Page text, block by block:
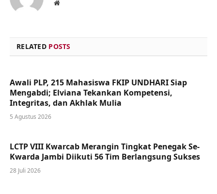
Website
RELATED POSTS
Awali PLP, 215 Mahasiswa FKIP UNDHARI Siap
Mengabdi; Elviana Tekankan Kompetensi,
Integritas, dan Akhlak Mulia
5 Agustus 2026
LCTP VIII Kwarcab Merangin Tingkat Penegak Se-
Kwarda Jambi Diikuti 56 Tim Berlangsung Sukses
28 Juli 2026